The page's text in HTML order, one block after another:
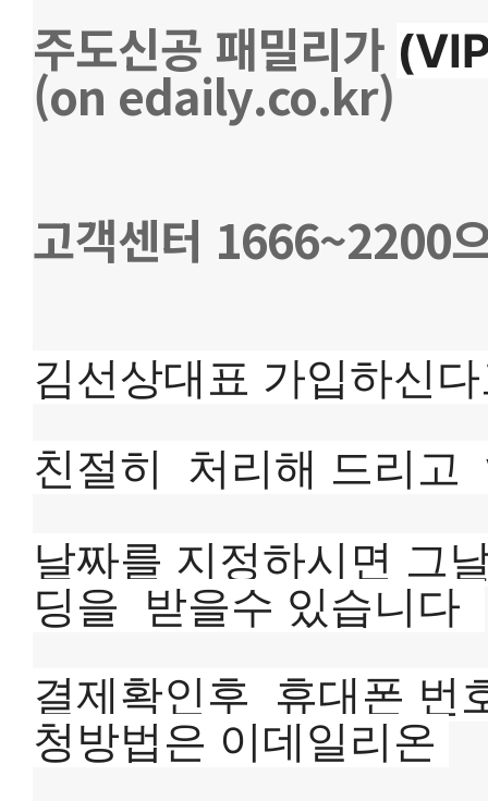
주도신공 패밀리가
(on edaily.co.kr)
고객센터 1666~2200
김선상대표 가입하신
친절히  처리해 드리고
날짜를 지정하시면 그
딩을  받을수 있습니다
결제확인후  휴대폰 번
청방법은 이데일리온